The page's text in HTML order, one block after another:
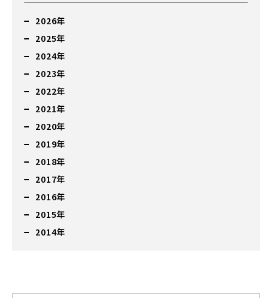
2026年
2025年
2024年
2023年
2022年
2021年
2020年
2019年
2018年
2017年
2016年
2015年
2014年